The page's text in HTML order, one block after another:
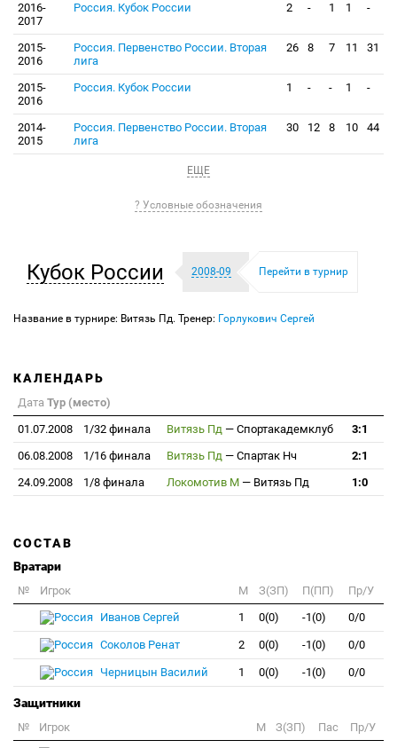
2016-
2017
Россия. Кубок России 2 - 1 1 -
2015-
2016
Россия. Первенство России. Вторая
лига
26 8 7 11 31
2015-
2016
Россия. Кубок России 1 - - 1 -
2014-
2015
Россия. Первенство России. Вторая
лига
30 12 8 10 44
ЕЩЕ
? Условные обозначения
Кубок России 2008-09 Перейти в турнир
Название в турнире: Витязь Пд. Тренер: Горлукович Сергей
КАЛЕНДАРЬ
Дата Тур (место)
01.07.2008
1/32 финала Витязь Пд — Спортакадемклуб
3:1
06.08.2008
1/16 финала Витязь Пд — Спартак Нч
2:1
24.09.2008
1/8 финала Локомотив М — Витязь Пд 1:0
СОСТАВ
Вратари
№ Игрок M З(ЗП) П(ПП)
Пр/У
Иванов Сергей
1 0(0) -1(0) 0/0
Соколов Ренат 2 0(0) -1(0) 0/0
Черницын Василий 1 0(0) -1(0) 0/0
Защитники
№ Игрок M З(ЗП) Пас
Пр/У